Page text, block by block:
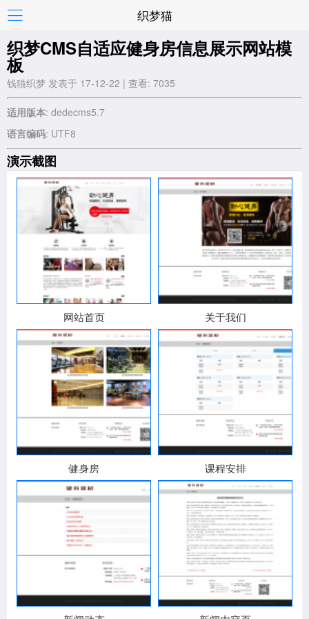
织梦猫
织梦CMS自适应健身房信息展示网站模
板
钱猫织梦 发表于 17-12-22 | 查看: 7035
适用版本: dedecms5.7
语言编码: UTF8
演示截图
网站首页 关于我们
健身房 课程安排